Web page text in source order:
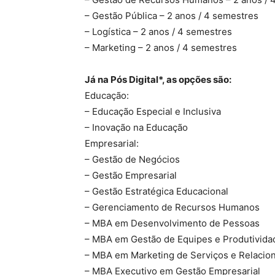
– Gestão Pública – 2 anos / 4 semestres
– Logística – 2 anos / 4 semestres
– Marketing – 2 anos / 4 semestres
Já na Pós Digital*, as opções são:
Educação:
– Educação Especial e Inclusiva
– Inovação na Educação
Empresarial:
– Gestão de Negócios
– Gestão Empresarial
– Gestão Estratégica Educacional
– Gerenciamento de Recursos Humanos
– MBA em Desenvolvimento de Pessoas
– MBA em Gestão de Equipes e
– MBA em Marketing de Serviços e
– MBA Executivo em Gestão Empresarial